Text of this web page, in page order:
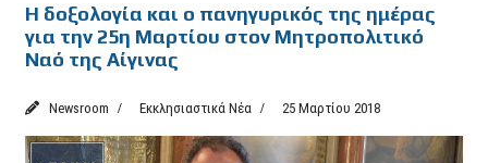
Η δοξολογία και ο πανηγυρικός της ημέρας
για την 25η Μαρτίου στον Μητροπολιτικό
Ναό της Αίγινας
Newsroom Εκκλησιαστικά Νέα 25 Μαρτίου 2018